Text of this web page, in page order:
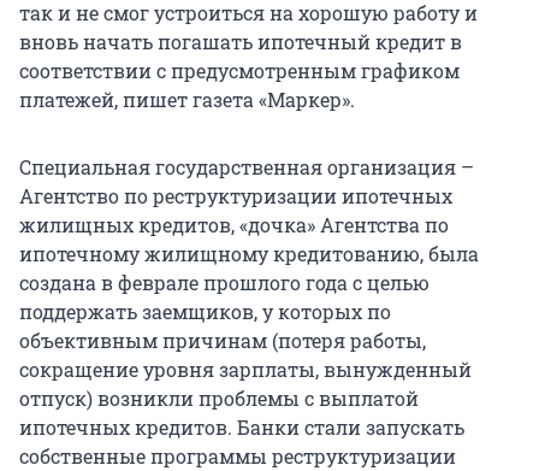
так и не смог устроиться на хорошую работу и
вновь начать погашать ипотечный кредит в
соответствии с предусмотренным графиком
платежей, пишет газета «Маркер».
Специальная государственная организация –
Агентство по реструктуризации ипотечных
жилищных кредитов, «дочка» Агентства по
ипотечному жилищному кредитованию, была
создана в феврале прошлого года с целью
поддержать заемщиков, у которых по
объективным причинам (потеря работы,
сокращение уровня зарплаты, вынужденный
отпуск) возникли проблемы с выплатой
ипотечных кредитов. Банки стали запускать
собственные программы реструктуризации